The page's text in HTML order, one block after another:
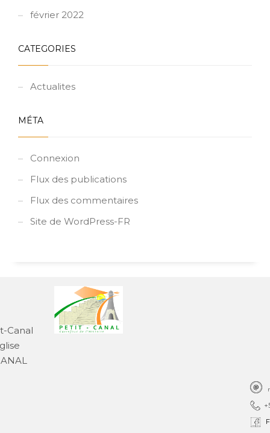
février 2022
CATEGORIES
Actualites
MÉTA
Connexion
Flux des publications
Flux des commentaires
Site de WordPress-FR
Canal